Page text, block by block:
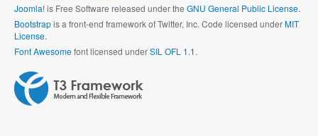
Joomla!is Free Software released under the GNU General Public License.
Bootstrapis a front-end framework of Twitter, Inc. Code licensed underMIT
License.
Font Awesomefont licensed underSIL OFL 1.1.